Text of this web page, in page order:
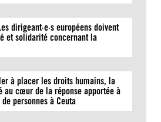
dirigeant·e·s européens doivent
et solidarité concernant la
à placer les droits humains, la
au cœur de la réponse apportée à
personnes à Ceuta